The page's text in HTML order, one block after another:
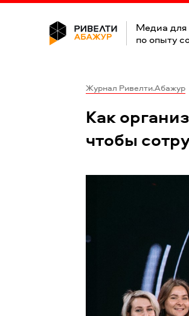
Медиа для
по опыту
Журнал Ривелти.Абажур
Как
чтобы